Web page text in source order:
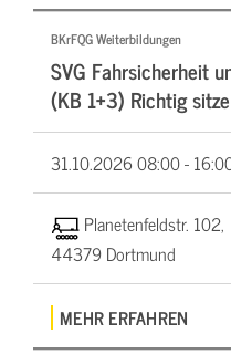
BKrFQG Weiterbildungen
SVG Fahrsicherheit
(KB 1+3) Richtig
31.10.202608:00 -
Planetenfeldstr. 102,
44379 Dortmund
MEHR ERFAHREN